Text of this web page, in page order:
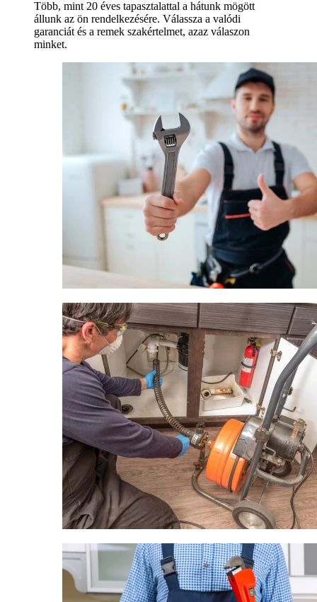
Több, mint 20 éves tapasztalattal a hátunk mögött
állunk az ön rendelkezésére. Válassza a valódi
garanciát és a remek szakértelmet, azaz válaszon
minket.